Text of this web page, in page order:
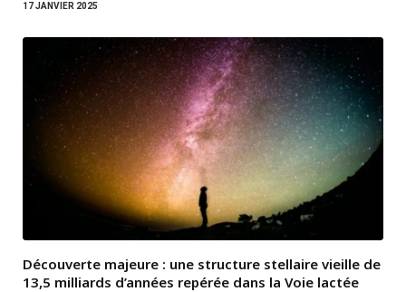
17 JANVIER 2025
Découverte majeure : une structure stellaire vieille de
13,5 milliards d’années repérée dans la Voie lactée